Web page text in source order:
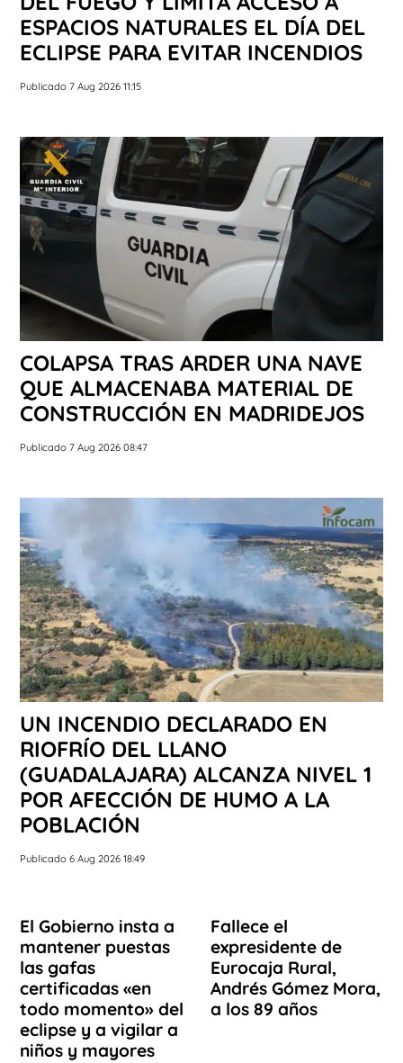
ESPACIOS NATURALES EL DÍA DEL
ECLIPSE PARA EVITAR INCENDIOS
Publicado 7 Aug 2026 11:15
COLAPSA TRAS ARDER UNA NAVE
QUE ALMACENABA MATERIAL DE
CONSTRUCCIÓN EN MADRIDEJOS
Publicado 7 Aug 2026 08:47
UN INCENDIO DECLARADO EN
RIOFRÍO DEL LLANO
(GUADALAJARA) ALCANZA NIVEL 1
POR AFECCIÓN DE HUMO A LA
POBLACIÓN
Publicado 6 Aug 2026 18:49
El Gobierno insta a
mantener puestas
las gafas
certificadas «en
todo momento» del
eclipse y a vigilar a
niños y mayores
Fallece el
expresidente de
Eurocaja Rural,
Andrés Gómez Mora,
a los 89 años